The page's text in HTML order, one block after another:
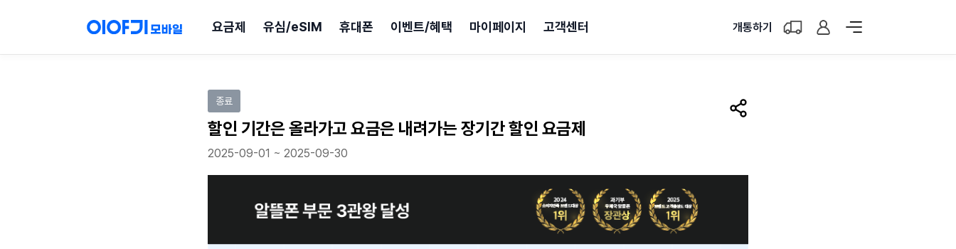
요금제 유심/eSIM 휴대폰 이벤트/혜택 마이페이지 고객센터 개통하기
종료
할인 기간은 올라가고 요금은 내려가는 장기간 할인 요금제
공유하기
2025-09-01 ~ 2025-09-30